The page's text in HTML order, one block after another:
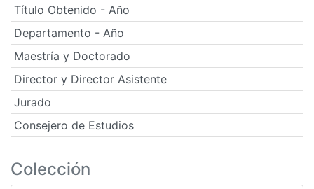
Título Obtenido - Año
Departamento - Año
Maestría y Doctorado
Director y Director Asistente
Jurado
Consejero de Estudios
Colección